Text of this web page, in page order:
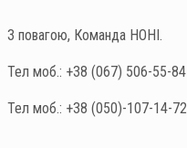
З повагою, Команда НОНІ.
Тел моб.: +38 (067) 506-55-84
Тел моб.: +38 (050)-107-14-72